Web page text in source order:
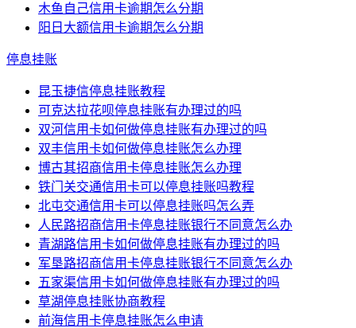
木鱼自己信用卡逾期怎么分期
阳日大额信用卡逾期怎么分期
停息挂账
昆玉捷信停息挂账教程
可克达拉花呗停息挂账有办理过的吗
双河信用卡如何做停息挂账有办理过的吗
双丰信用卡如何做停息挂账怎么办理
博古其招商信用卡停息挂账怎么办理
铁门关交通信用卡可以停息挂账吗教程
北屯交通信用卡可以停息挂账吗怎么弄
人民路招商信用卡停息挂账银行不同意怎么办
青湖路信用卡如何做停息挂账有办理过的吗
军垦路招商信用卡停息挂账银行不同意怎么办
五家渠信用卡如何做停息挂账有办理过的吗
草湖停息挂账协商教程
前海信用卡停息挂账怎么申请